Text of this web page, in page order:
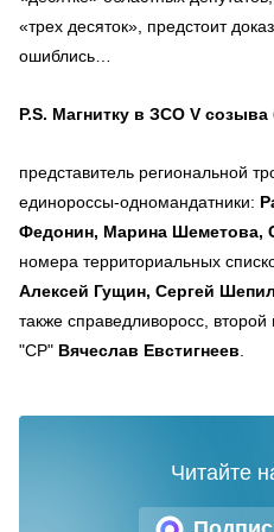
«трех десяток», предстоит
ошиблись…
P.S. Магнитку в ЗСО V созыва
представитель региональной
единороссы-одномандатники:
Федонин, Марина Шеметова,
номера территориальных
Алексей Гущин, Сергей
также справедливоросс,
"СР" Вячеслав Евстигнеев
Читайте